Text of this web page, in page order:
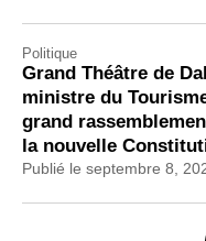
Politique
Grand Théâtre de
ministre du
grand
la nouvelle
Publié le septembre 8,